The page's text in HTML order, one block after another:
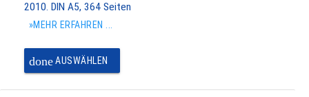
2010. DIN A5, 364 Seiten
»MEHR ERFAHREN ...
doneAUSWÄHLEN